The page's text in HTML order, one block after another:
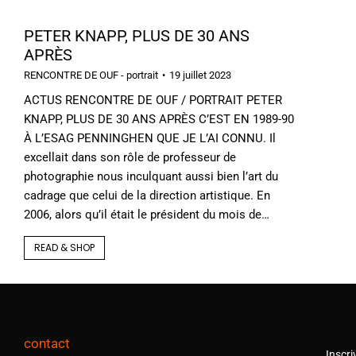
PETER KNAPP, PLUS DE 30 ANS
APRÈS
RENCONTRE DE OUF - portrait 19 juillet 2023
ACTUS RENCONTRE DE OUF / PORTRAIT PETER
KNAPP, PLUS DE 30 ANS APRÈS C’EST EN 1989-90
À L’ESAG PENNINGHEN QUE JE L’AI CONNU. Il
excellait dans son rôle de professeur de
photographie nous inculquant aussi bien l’art du
cadrage que celui de la direction artistique. En
2006, alors qu’il était le président du mois de…
READ & SHOP
contact